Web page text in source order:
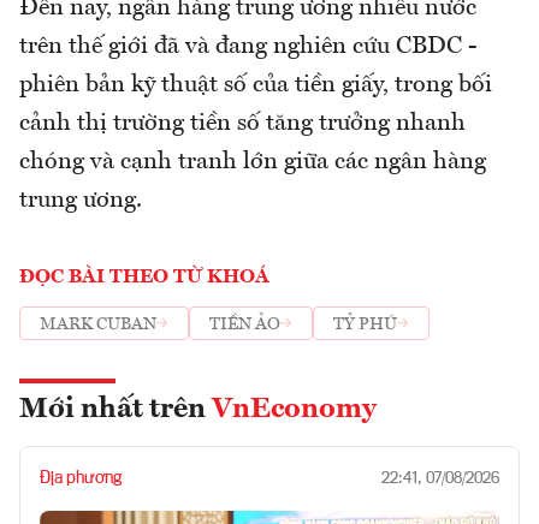
Đến nay, ngân hàng trung ương nhiều nước
trên thế giới đã và đang nghiên cứu CBDC -
phiên bản kỹ thuật số của tiền giấy, trong bối
cảnh thị trường tiền số tăng trưởng nhanh
chóng và cạnh tranh lớn giữa các ngân hàng
trung ương.
ĐỌC BÀI THEO TỪ KHOÁ
MARK CUBAN TIỀN ẢO TỶ PHÚ
Mới nhất trên VnEconomy
Địa phương 22:41, 07/08/2026